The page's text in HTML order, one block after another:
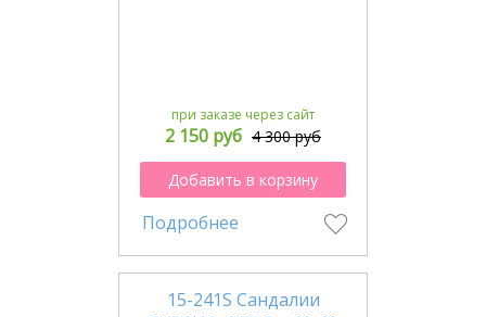
при заказе через сайт
2 150 руб 4 300 руб
Добавить в корзину
Подробнее
15-241S Сандалии